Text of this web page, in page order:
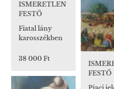
ISMERETLEN
FESTŐ
Fiatal lány
karosszékben
38 000 Ft
FESTŐ